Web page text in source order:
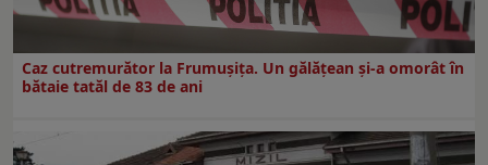
Caz cutremurător la Frumușița. Un gălățean și-a omorât în
bătaie tatăl de 83 de ani